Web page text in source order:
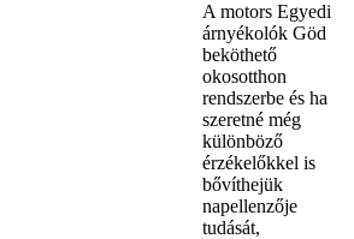
A motors Egyedi
árnyékolók Göd
beköthető
okosotthon
rendszerbe és ha
szeretné még
különböző
érzékelőkkel is
bővíthejük
napellenzője
tudását,